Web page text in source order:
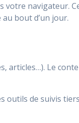
navigateur.
bout d’un jour.
articles…). Le
de suivis